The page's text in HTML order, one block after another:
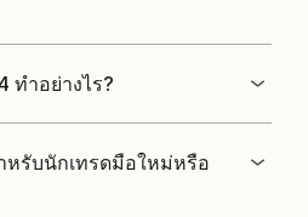
ทำอย่างไร?
หรับนักเทรดมือใหม่หรือ